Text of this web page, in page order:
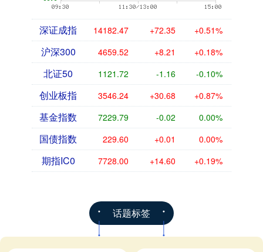
深证成指 14182.47 +72.35 +0.51%
沪深300 4659.52 +8.21 +0.18%
北证50 1121.72 -1.16 -0.10%
创业板指 3546.24 +30.68 +0.87%
基金指数 7229.79 -0.02 0.00%
国债指数 229.60 +0.01 0.00%
期指IC0 7728.00 +14.60 +0.19%
话题标签